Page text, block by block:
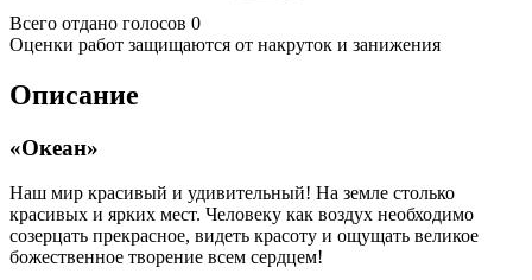
Всего отдано голосов 0
Оценки работ защищаются от накруток и занижения
Описание
«Океан»
Наш мир красивый и удивительный! На земле столько
красивых и ярких мест. Человеку как воздух необходимо
созерцать прекрасное, видеть красоту и ощущать великое
божественное творение всем сердцем!